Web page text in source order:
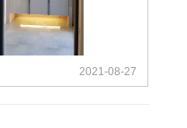
2021-08-27